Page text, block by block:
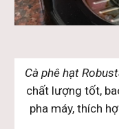
Cà phê hạt
chất lượng tốt,
pha máy, thích